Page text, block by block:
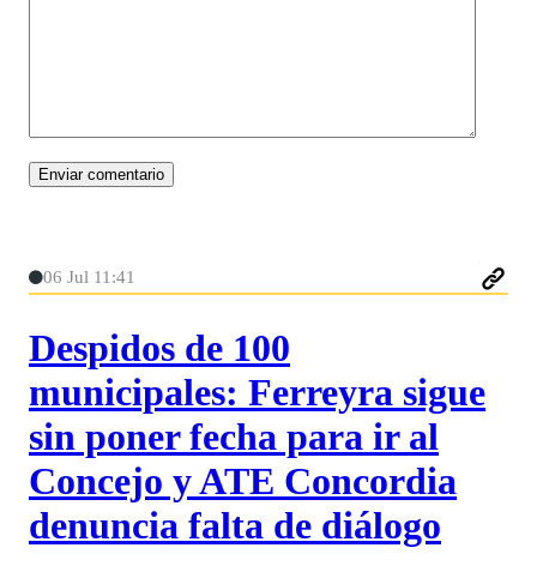
06 Jul 11:41
Despidos de 100
municipales: Ferreyra sigue
sin poner fecha para ir al
Concejo y ATE Concordia
denuncia falta de diálogo